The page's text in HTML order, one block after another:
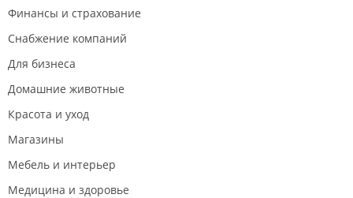
Финансы и страхование
Снабжение компаний
Для бизнеса
Домашние животные
Красота и уход
Магазины
Мебель и интерьер
Медицина и здоровье